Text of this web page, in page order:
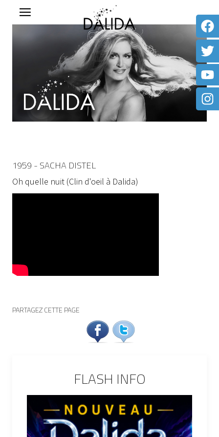
1959 - SACHA DISTEL
Oh quelle nuit (Clin d'oeil à Dalida)
PARTAGEZ CETTE PAGE
FLASH INFO